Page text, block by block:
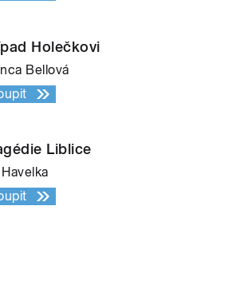
Holečkovi
Bellová
Liblice